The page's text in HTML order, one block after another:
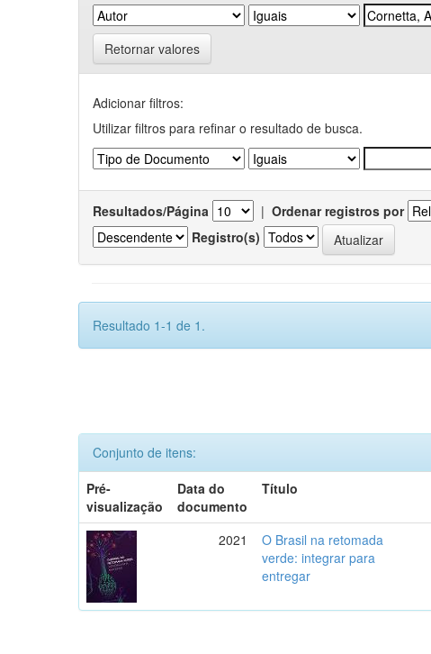
Retornar valores
Adicionar filtros:
Utilizar filtros para refinar o resultado de busca.
Resultados/Página | Ordenar registros por
Registro(s)
Resultado 1-1 de 1.
Conjunto de itens:
Pré-
visualização
Data do
documento
Título
2021
O Brasil na retomada
verde: integrar para
entregar